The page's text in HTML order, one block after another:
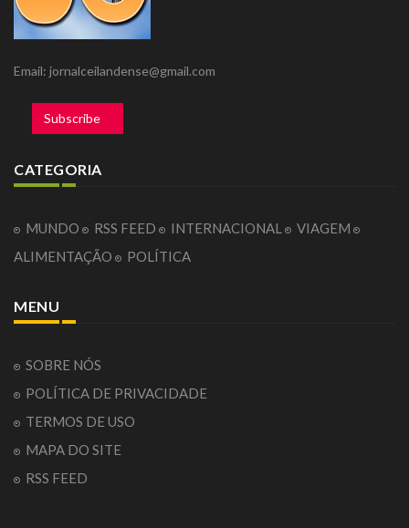
Email: jornalceilandense@gmail.com
Subscribe
CATEGORIA
MUNDO RSS FEED INTERNACIONAL
VIAGEM
ALIMENTAÇÃO
POLÍTICA
MENU
SOBRE NÓS
POLÍTICA DE PRIVACIDADE
TERMOS DE USO
MAPA DO SITE
RSS FEED